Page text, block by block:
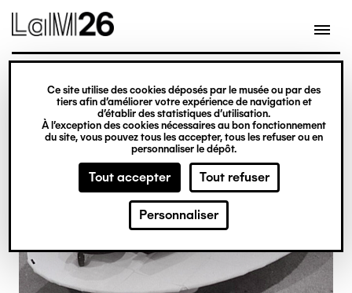
Gestion des cookies
Ce site utilise des cookies déposés par le musée ou par des
tiers afin d’améliorer votre expérience de navigation et
d’établir des statistiques d’utilisation.
À l’exception des cookies nécessaires au bon fonctionnement
du site, vous pouvez tous les accepter, tous les refuser ou en
personnaliser le dépôt.
Tout accepter Tout refuser
Personnaliser
contenu